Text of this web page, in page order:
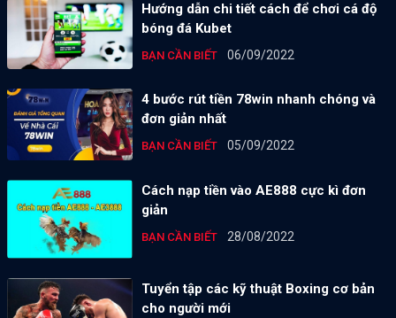
Hướng dẫn chi tiết cách để chơi cá độ
bóng đá Kubet
BẠN CẦN BIẾT 06/09/2022
4 bước rút tiền 78win nhanh chóng và
đơn giản nhất
BẠN CẦN BIẾT 05/09/2022
Cách nạp tiền vào AE888 cực kì đơn
giản
BẠN CẦN BIẾT 28/08/2022
Tuyển tập các kỹ thuật Boxing cơ bản
cho người mới